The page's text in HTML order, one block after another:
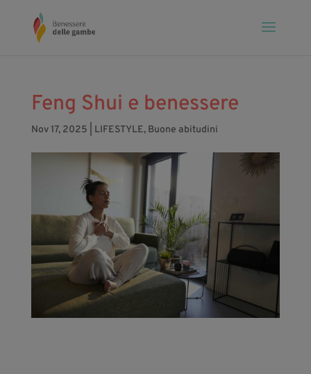
Feng Shui e benessere
Nov 17, 2025 LIFESTYLE, Buone abitudini